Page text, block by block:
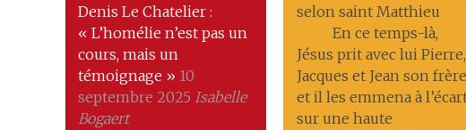
Denis Le Chatelier :
« L’homélie n’est pas un
cours, mais un
témoignage » 10
septembre 2025 Isabelle
Bogaert
selon saint Matthieu
En ce temps-là,
Jésus prit avec lui Pierre,
Jacques et Jean son
et il les emmena à
sur une haute